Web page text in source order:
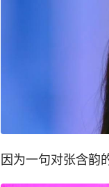
因为一句对张含韵